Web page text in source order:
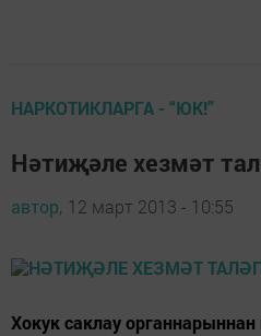
НАРКОТИКЛАРГА - “ЮК!”
Нәтиҗәле хезмәт
автор, 12 март 2013 - 10:55
Хокук саклау